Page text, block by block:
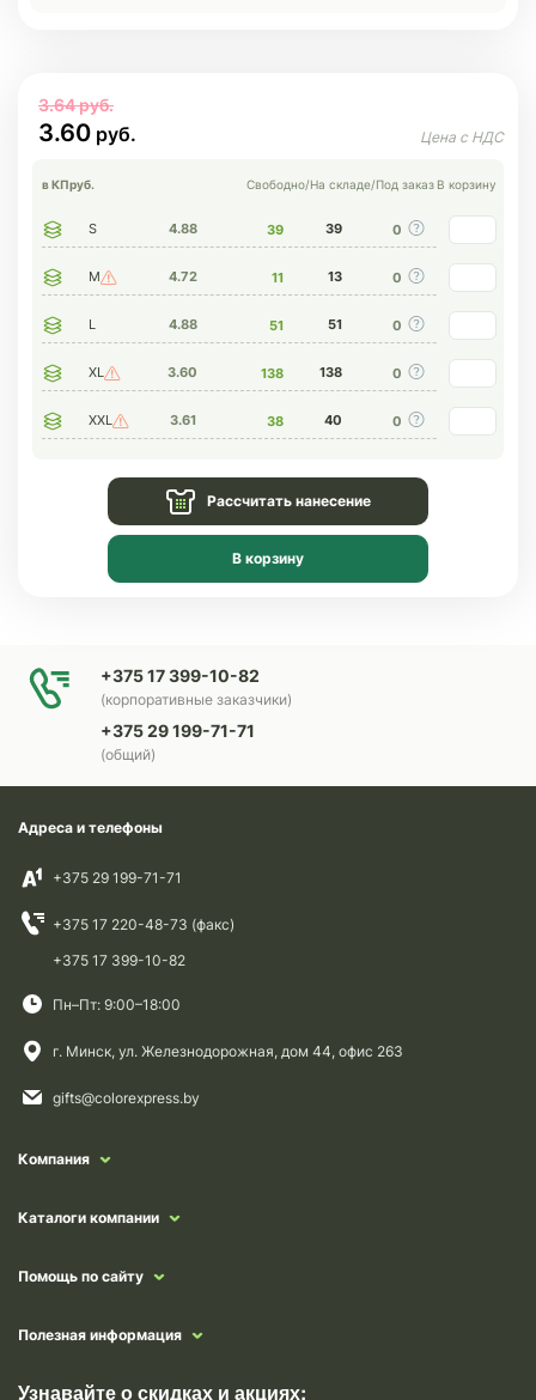
3.64
3.60
в КПруб. Свободно/На складе/Под заказ В корзину
S 4.88 39 39 0
M 4.72 11 13 0
L 4.88 51 51 0
XL 3.60 138 138 0
XXL 3.61 38 40 0
Рассчитать нанесение
В корзину
+375 17 399-10-82
(корпоративные заказчики)
+375 29 199-71-71
(общий)
Адреса и телефоны
+375 29 199-71-71
+375 17 220-48-73 (факс)
+375 17 399-10-82
Пн–Пт: 9:00–18:00
г. Минск, ул. Железнодорожная, дом 44, офис 263
gifts@colorexpress.by
Компания
Каталоги компании
Помощь по сайту
Полезная информация
Узнавайте о скидках и акциях: